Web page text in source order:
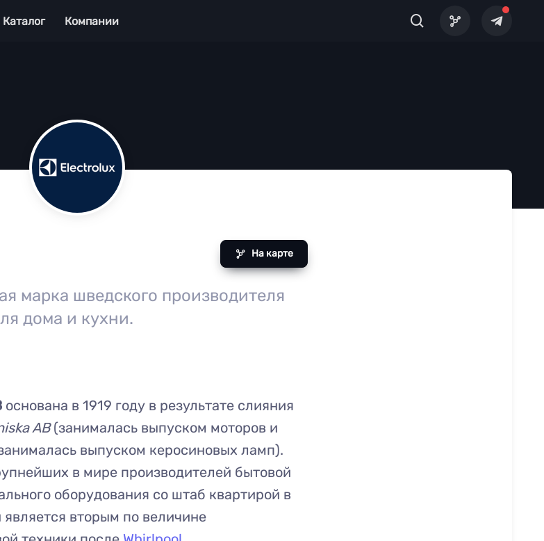
Каталог Компании
На карте
марка шведского производителя
дома и кухни.
основана в 1919 году в результате слияния
AB(занималась выпуском моторов и
выпуском керосиновых ламп).
в мире производителей бытовой
оборудования со штаб квартирой в
вторым по величине